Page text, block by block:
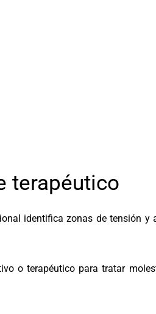
terapéutico
identifica zonas de tensión y
o terapéutico para tratar